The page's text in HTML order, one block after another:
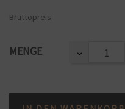
Bruttopreis
MENGE